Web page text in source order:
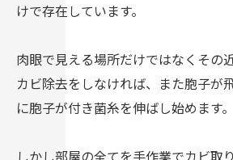
けで存在しています。
肉眼で見える場所だけではなくその
カビ除去をしなければ、また胞子が
に胞子が付き菌糸を伸ばし始めます。
しかし部屋の全てを手作業でカビ取